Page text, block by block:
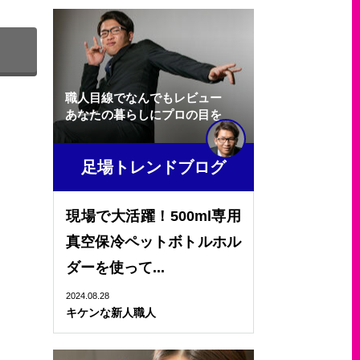
職人目線でなんでもレビュー
あなたの暮らしにプロの目を
足場トレンドブログ
現場で大活躍！500ml専用
真空保冷ペットボトルホル
ダーを使って...
2024.08.28
キケンな新人職人